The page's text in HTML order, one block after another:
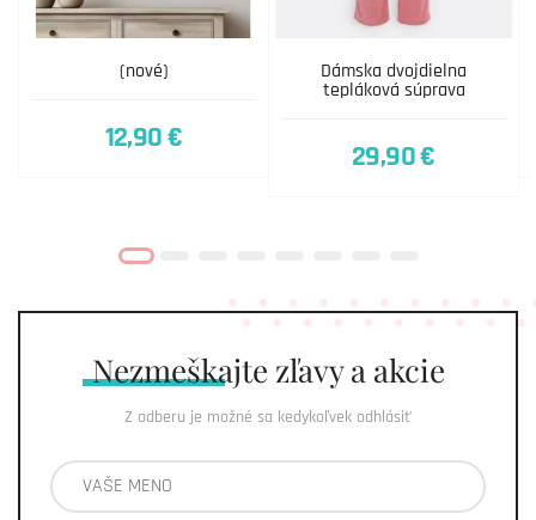
(nové)
12,90 €
Dámska dvojdielna
tepláková súprava
29,90 €
Nezmeškajte zľavy a akcie
Z odberu je možné sa kedykoľvek odhlásiť